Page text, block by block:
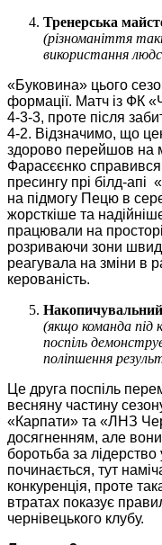
Тренерська
(різноманіття
використання
«Буковина» цього
формації. Матч із ФК
4-3-3, проте після
4-2. Відзначимо, що
здорово перейшов на
Фарасєєнко
пресингу прі білд-апі
на підмогу Пецю в
жорсткіше та
працювали на
розриваючи зони
реагувала на зміни в
керованість.
(якщо команда під
поспіль
поліпшення
Це друга поспіль
весняну частину
«Карпати» та «ЛНЗ
досягненням, але вони
боротьба за лідерство
починається, тут
конкуренція, проте
втратах показує
чернівецького клубу.